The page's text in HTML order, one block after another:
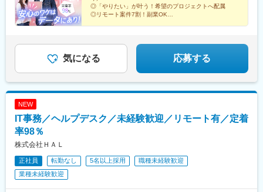
───────2024年6月に本社を移転！───────業績好調で、組
織規模も拡大を続けている当社。事業の安定成長に伴い「丸の
め、ITエンジニアとして安心感を持って働けます。
駅、小倉駅(福岡県)、平和通駅、戸畑駅、九州工大前駅、スペース
ワールド駅、黒崎駅、黒崎駅前駅、折尾駅、大通駅、仙台駅(地下
鉄)、伏見駅(愛知県)、大阪梅田駅(阪急線)、北新地駅、大阪梅田駅
橋駅、櫛田神社前駅、桜坂駅、旦過駅、札幌駅、あおば通駅、猿
猴橋町駅、中津駅(地下鉄)、大阪駅、北浜駅(大阪府)、長堀橋駅、
なんば駅(南海線)、蒲生四丁目駅、扇町駅(大阪府)、肥後橋駅、吉
◎「やりたい」が叶う！希望のプロジェクトへ配属
◎リモート案件7割！副業OK
気になる 応募する
NEW
IT事務／ヘルプデスク／未経験歓迎／リモート有／定着
率98％
株式会社ＨＡＬ
正社員 転勤なし 5名以上採用
職種未経験歓迎
業種未経験歓迎